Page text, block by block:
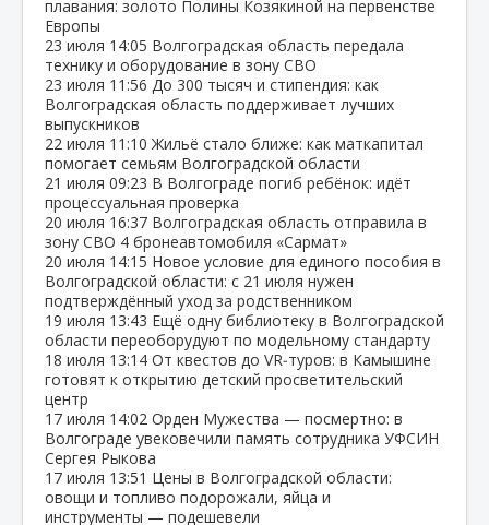
плавания: золото Полины Козякиной на первенстве
Европы
23 июля 14:05 Волгоградская область передала
технику и оборудование в зону СВО
23 июля 11:56 До 300 тысяч и стипендия: как
Волгоградская область поддерживает лучших
выпускников
22 июля 11:10 Жильё стало ближе: как маткапитал
помогает семьям Волгоградской области
21 июля 09:23 В Волгограде погиб ребёнок: идёт
процессуальная проверка
20 июля 16:37 Волгоградская область отправила в
зону СВО 4 бронеавтомобиля «Сармат»
20 июля 14:15 Новое условие для единого пособия в
Волгоградской области: с 21 июля нужен
подтверждённый уход за родственником
19 июля 13:43 Ещё одну библиотеку в Волгоградской
области переоборудуют по модельному стандарту
18 июля 13:14 От квестов до VR‑туров: в Камышине
готовят к открытию детский просветительский
центр
17 июля 14:02 Орден Мужества — посмертно: в
Волгограде увековечили память сотрудника УФСИН
Сергея Рыкова
17 июля 13:51 Цены в Волгоградской области:
овощи и топливо подорожали, яйца и
инструменты — подешевели